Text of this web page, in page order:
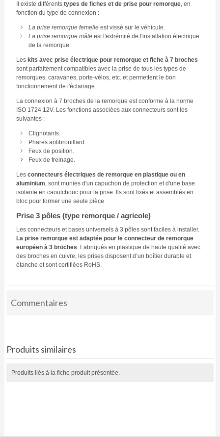
Il existe différentstypes de fiches et de prise pour remorque, en
fonction du type de connexion :
La prise remorque femelle est vissé sur le véhicule.
La prise remorque mâle est l'extrémité de l'installation électrique
de la remorque.
Les kits avec prise électrique pour remorque et fiche à 7 broches
sont parfaitement compatibles avec la prise de tous les types de
remorques, caravanes, porte-vélos, etc. et permettent le bon
fonctionnement de l'éclairage.
La connexion à 7 broches de la remorque est conforme à la norme
ISO 1724 12V. Les fonctions associées aux connecteurs sont les
suivantes :
Clignotants.
Phares antibrouillard.
Feux de position.
Feux de freinage.
Lesconnecteurs électriques de remorque en plastique ou en
aluminium, sont munies d'un capuchon de protection et d'une base
isolante en caoutchouc pour la prise. Ils sont fixés et assemblés en
bloc pour former une seule pièce
Prise 3 pôles (type remorque / agricole)
Les connecteurs et bases universels à 3 pôles sont faciles à installer.
La prise remorque est adaptée pour le connecteur de remorque
européen à 3 broches. Fabriqués en plastique de haute qualité avec
des broches en cuivre, les prises disposent d’un boîtier durable et
étanche et sont certifiées RoHS.
Commentaires
Produits similaires
Produits liés à la fiche produit présentée.